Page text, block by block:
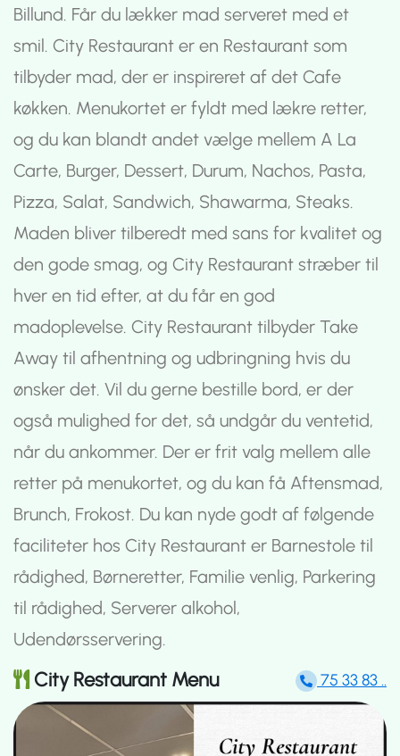
Billund. Får du lækker mad serveret med et
smil. City Restaurant er en Restaurant som
tilbyder mad, der er inspireret af det Cafe
køkken. Menukortet er fyldt med lækre retter,
og du kan blandt andet vælge mellem A La
Carte, Burger, Dessert, Durum, Nachos, Pasta,
Pizza, Salat, Sandwich, Shawarma, Steaks.
Maden bliver tilberedt med sans for kvalitet og
den gode smag, og City Restaurant stræber til
hver en tid efter, at du får en god
madoplevelse. City Restaurant tilbyder Take
Away til afhentning og udbringning hvis du
ønsker det. Vil du gerne bestille bord, er der
også mulighed for det, så undgår du ventetid,
når du ankommer. Der er frit valg mellem alle
retter på menukortet, og du kan få Aftensmad,
Brunch, Frokost. Du kan nyde godt af følgende
faciliteter hos City Restaurant er Barnestole til
rådighed, Børneretter, Familie venlig, Parkering
til rådighed, Serverer alkohol,
Udendørsservering.
City Restaurant Menu 75 33 83 ..